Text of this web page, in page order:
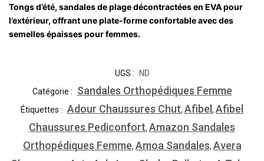
Tongs d’été, sandales de plage décontractées en EVA pour
l’extérieur, offrant une plate-forme confortable avec des
semelles épaisses pour femmes.
UGS :
ND
Catégorie :
Sandales Orthopédiques Femme
Étiquettes : Adour Chaussures Chut, Afibel , Afibel
Chaussures Pediconfort, Amazon Sandales
Orthopédiques Femme, Amoa Sandales, Avera